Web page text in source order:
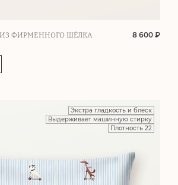
ИЗ ФИРМЕННОГО ШЁЛКА
8 600 ₽
Экстра гладкость и блеск
Выдерживает машинную стирку
Плотность 22